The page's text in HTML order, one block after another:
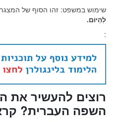
שימוש במשפט: זהו הסוף של
לְהַיּוֹם.
:
רוצים להעשיר את
השפה העברית?